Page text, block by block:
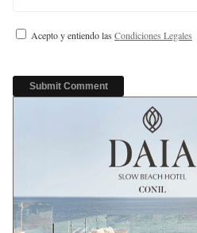
Acepto y entiendo las Condiciones Legales